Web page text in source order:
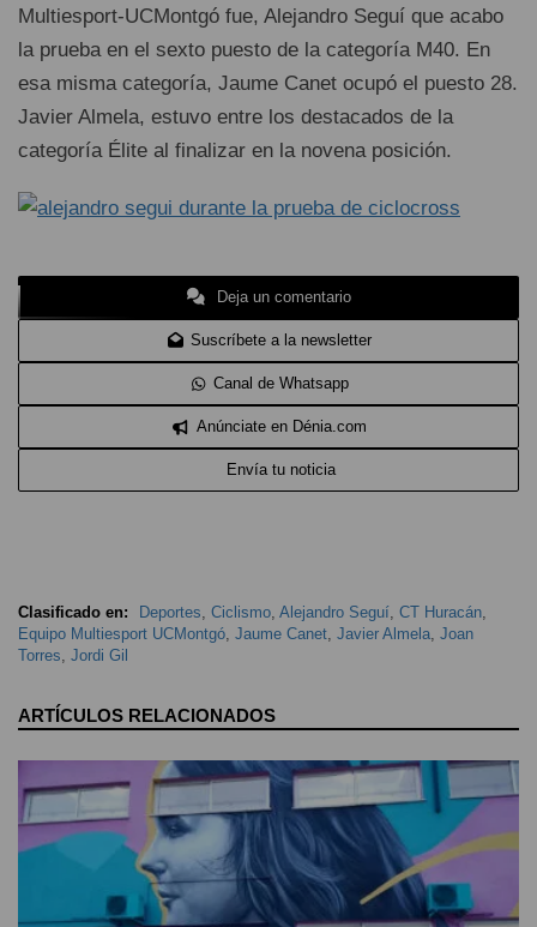
Multiesport-UCMontgó fue, Alejandro Seguí que acabo
la prueba en el sexto puesto de la categoría M40. En
esa misma categoría, Jaume Canet ocupó el puesto 28.
Javier Almela, estuvo entre los destacados de la
categoría Élite al finalizar en la novena posición.
Deja un comentario
Suscríbete a la newsletter
Canal de Whatsapp
Anúnciate en Dénia.com
Envía tu noticia
Clasificado en: Deportes, Ciclismo, Alejandro Seguí, CT Huracán,
Equipo Multiesport UCMontgó, Jaume Canet, Javier Almela, Joan
Torres, Jordi Gil
ARTÍCULOS RELACIONADOS